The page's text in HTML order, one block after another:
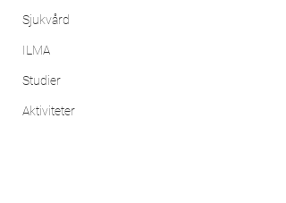
Sjukvård
ILMA
Studier
Aktiviteter